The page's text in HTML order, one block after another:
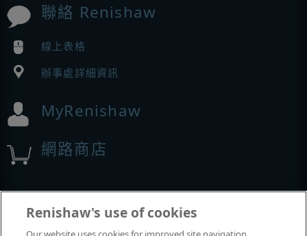
聯絡 Renishaw
線上表格
辦事處詳細資訊
MyRenishaw
網路商店
展覽與會議
Renishaw's use of cookies